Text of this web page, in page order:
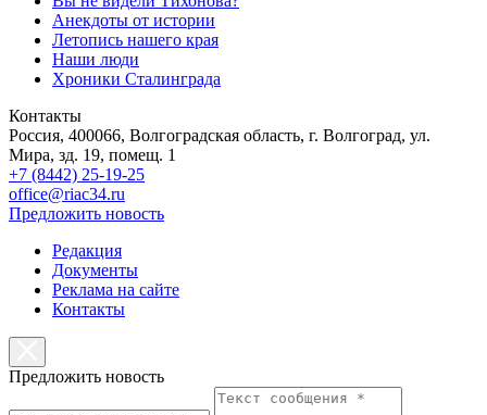
Анекдоты от истории
Летопись нашего края
Наши люди
Хроники Сталинграда
Контакты
Россия, 400066, Волгоградская область, г. Волгоград, ул.
Мира, зд. 19, помещ. 1
+7 (8442) 25-19-25
office@riac34.ru
Предложить новость
Редакция
Документы
Реклама на сайте
Контакты
Предложить новость